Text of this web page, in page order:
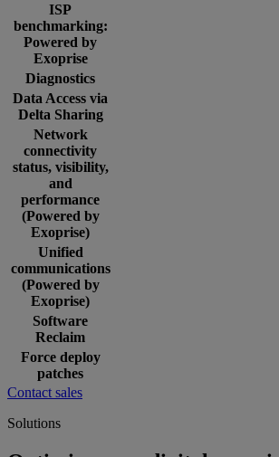
ISP
benchmarking:
Powered by
Exoprise
Diagnostics
Data Access via
Delta Sharing
Network
connectivity
status, visibility,
and
performance
(Powered by
Exoprise)
Unified
communications
(Powered by
Exoprise)
Software
Reclaim
Force deploy
patches
Contact sales
Solutions